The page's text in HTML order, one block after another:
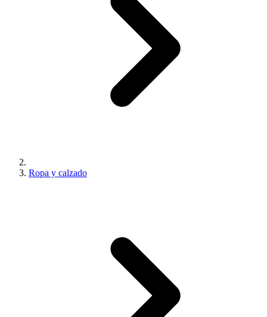
Ropa y calzado